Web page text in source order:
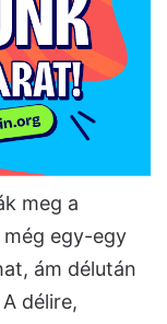
meg a
egy-egy
ám délután
délire,